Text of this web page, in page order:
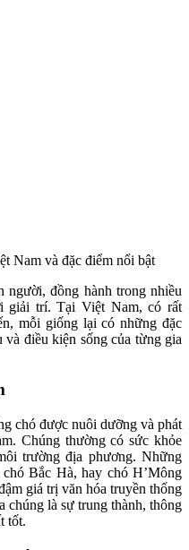
Nam và đặc điểm nổi bật
người, đồng hành trong nhiều
giải trí. Tại Việt Nam, có rất
mỗi giống lại có những đặc
điều kiện sống của từng gia
chó được nuôi dưỡng và phát
Chúng thường có sức khỏe
trường địa phương. Những
Bắc Hà, hay chó H’Mông
giá trị văn hóa truyền thống
chúng là sự trung thành, thông
tốt.